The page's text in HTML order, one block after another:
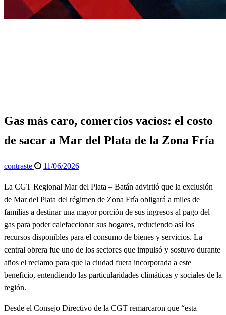
Gas más caro, comercios vacíos: el costo
de sacar a Mar del Plata de la Zona Fría
contraste
Publicado
11/06/2026
La CGT Regional Mar del Plata – Batán advirtió que la exclusión
de Mar del Plata del régimen de Zona Fría obligará a miles de
familias a destinar una mayor porción de sus ingresos al pago del
gas para poder calefaccionar sus hogares, reduciendo así los
recursos disponibles para el consumo de bienes y servicios. La
central obrera fue uno de los sectores que impulsó y sostuvo durante
años el reclamo para que la ciudad fuera incorporada a este
beneficio, entendiendo las particularidades climáticas y sociales de la
región.
Desde el Consejo Directivo de la CGT remarcaron que “esta